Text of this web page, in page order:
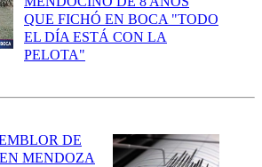
QUE FICHÓ EN BOCA "TODO
EL DÍA ESTÁ CON LA
PELOTA"
DE
MENDOZA